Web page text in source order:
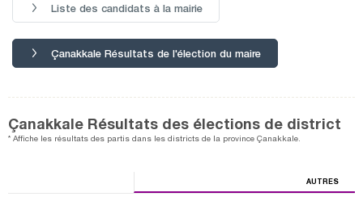
Liste des candidats à la mairie
Çanakkale Résultats de l'élection du maire
Çanakkale Résultats des élections de district
* Affiche les résultats des partis dans les districts de la province Çanakkale.
AUTRES